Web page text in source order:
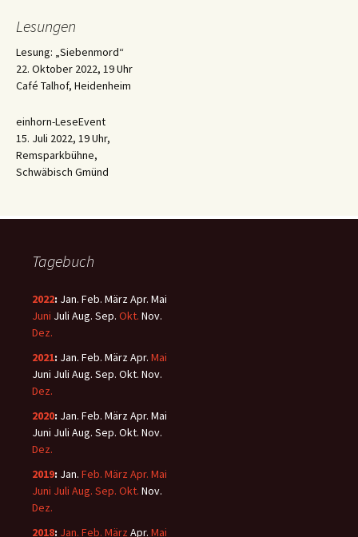
Lesungen
Lesung: „Siebenmord“
22. Oktober 2022, 19 Uhr
Café Talhof, Heidenheim
einhorn-LeseEvent
15. Juli 2022, 19 Uhr,
Remsparkbühne,
Schwäbisch Gmünd
Tagebuch
2022: Jan. Feb. MärzApr. Mai
Juni Juli Aug. Sep. Okt. Nov.
Dez.
2021: Jan. Feb. MärzApr. Mai
Juni Juli Aug. Sep. Okt. Nov.
Dez.
2020: Jan. Feb. MärzApr. Mai
Juni Juli Aug. Sep. Okt. Nov.
Dez.
2019: Jan. Feb. März Apr. Mai
Juni Juli Aug. Sep. Okt. Nov.
Dez.
2018: Jan. Feb. März Apr. Mai